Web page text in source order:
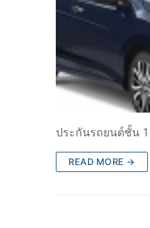
ประกันรถยนต์ชั้น 1
READ MORE →